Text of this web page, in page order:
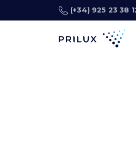
(+34) 925 23 38